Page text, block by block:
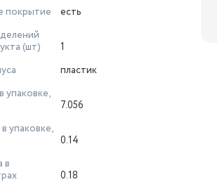
покрытие
есть
(шт)
1
пластик
упаковке,
7.056
упаковке,
0.14
в
0.18